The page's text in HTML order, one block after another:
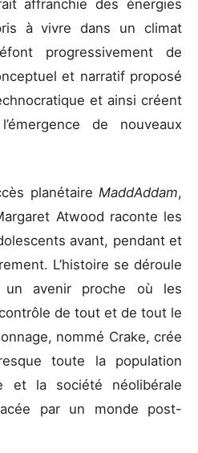
affranchie des énergies
à vivre dans un climat
progressivement de
et narratif proposé
et ainsi créent
de nouveaux
planétaire MaddAddam,
Atwood raconte les
avant, pendant et
L’histoire se déroule
un avenir proche où les
de tout et de tout le
nommé Crake, crée
toute la population
et la société néolibérale
par un monde post-